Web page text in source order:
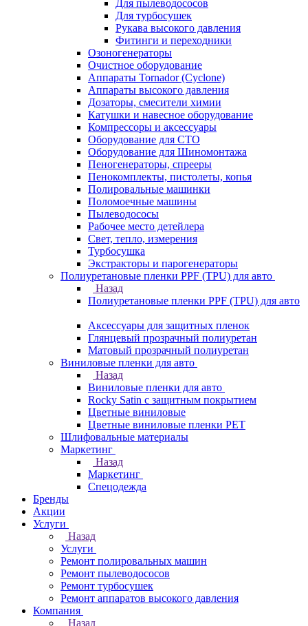
Для пылеводососов
Для турбосушек
Рукава высокого давления
Фитинги и переходники
Озоногенераторы
Очистное оборудование
Аппараты Tornador (Cyclone)
Аппараты высокого давления
Дозаторы, смесители химии
Катушки и навесное оборудование
Компрессоры и аксессуары
Оборудование для СТО
Оборудование для Шиномонтажа
Пеногенераторы, спрееры
Пенокомплекты, пистолеты, копья
Полировальные машинки
Поломоечные машины
Пылеводососы
Рабочее место детейлера
Свет, тепло, измерения
Турбосушка
Экстракторы и парогенераторы
Полиуретановые пленки PPF (TPU) для авто
Назад
Полиуретановые пленки PPF (TPU) для авто
Аксессуары для защитных пленок
Глянцевый прозрачный полиуретан
Матовый прозрачный полиуретан
Виниловые пленки для авто
Назад
Виниловые пленки для авто
Rocky Satin с защитным покрытием
Цветные виниловые
Цветные виниловые пленки PET
Шлифовальные материалы
Маркетинг
Назад
Маркетинг
Спецодежда
Бренды
Акции
Услуги
Назад
Услуги
Ремонт полировальных машин
Ремонт пылеводососов
Ремонт турбосушек
Ремонт аппаратов высокого давления
Компания
Назад